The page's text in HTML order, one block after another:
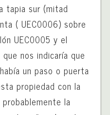
tapia sur (mitad
( UEC0006) sobre
UEC0005 y el
nos indicaría que
un paso o puerta
propiedad con la
la